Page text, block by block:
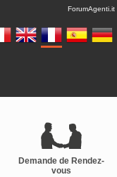
ForumAgenti.it
Demande de Rendez-
vous